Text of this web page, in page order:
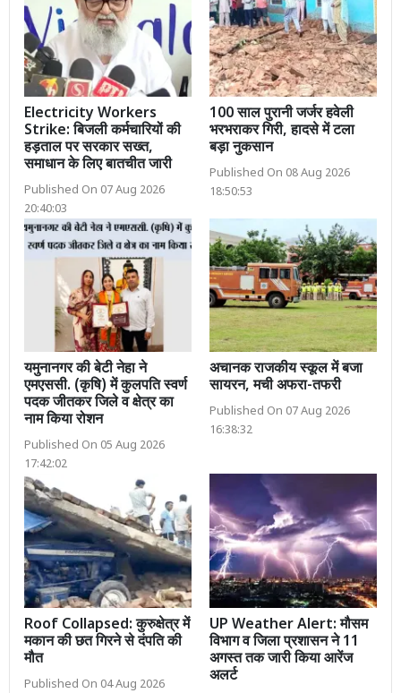
Electricity Workers
Strike: बिजली कर्मचारियों की
हड़ताल पर सरकार सख्त,
समाधान के लिए बातचीत जारी
Published On 07 Aug 2026
20:40:03
100 साल पुरानी जर्जर हवेली
भरभराकर गिरी, हादसे में टला
बड़ा नुकसान
Published On 08 Aug 2026
18:50:53
यमुनानगर की बेटी नेहा ने
एमएससी. (कृषि) में कुलपति स्वर्ण
पदक जीतकर जिले व क्षेत्र का
नाम किया रोशन
Published On 05 Aug 2026
17:42:02
अचानक राजकीय स्कूल में बजा
सायरन, मची अफरा-तफरी
Published On 07 Aug 2026
16:38:32
Roof Collapsed: कुरुक्षेत्र में
मकान की छत गिरने से दंपति की
मौत
Published On 04 Aug 2026
UP Weather Alert: मौसम
विभाग व जिला प्रशासन ने 11
अगस्त तक जारी किया आरेंज
अलर्ट